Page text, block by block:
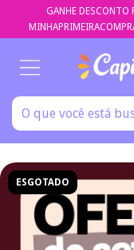
GANHE
ESGOTADO